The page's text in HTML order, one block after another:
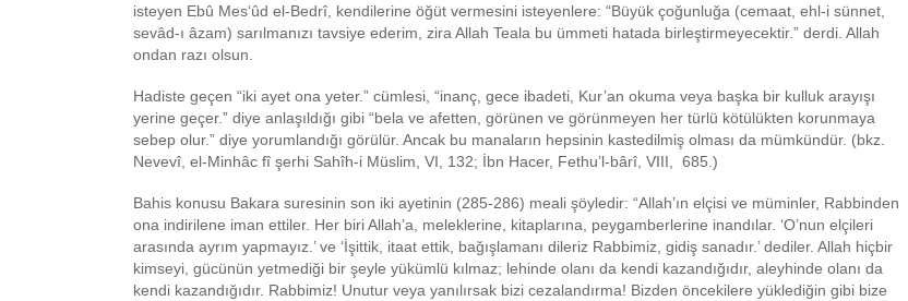
isteyen Ebû Mes‘ûd el-Bedrî, kendilerine öğüt vermesini isteyenlere: “Büyük çoğunluğa (cemaat, ehl-i sünnet,
sevâd-ı âzam) sarılmanızı tavsiye ederim, zira Allah Teala bu ümmeti hatada birleştirmeyecektir.” derdi. Allah
ondan razı olsun.
Hadiste geçen “iki ayet ona yeter.” cümlesi, “inanç, gece ibadeti, Kur’an okuma veya başka bir kulluk arayışı
yerine geçer.” diye anlaşıldığı gibi “bela ve afetten, görünen ve görünmeyen her türlü kötülükten korunmaya
sebep olur.” diye yorumlandığı görülür. Ancak bu manaların hepsinin kastedilmiş olması da mümkündür. (bkz.
Nevevî, el-Minhâc fî şerhi Sahîh-i Müslim, VI, 132; İbn Hacer, Fethu’l-bârî, VIII, 685.)
Bahis konusu Bakara suresinin son iki ayetinin (285-286) meali şöyledir: “Allah’ın elçisi ve müminler, Rabbinden
ona indirilene iman ettiler. Her biri Allah’a, meleklerine, kitaplarına, peygamberlerine inandılar. ‘O’nun elçileri
arasında ayrım yapmayız.’ ve ‘İşittik, itaat ettik, bağışlamanı dileriz Rabbimiz, gidiş sanadır.’ dediler. Allah hiçbir
kimseyi, gücünün yetmediği bir şeyle yükümlü kılmaz; lehinde olanı da kendi kazandığıdır, aleyhinde olanı da
kendi kazandığıdır. Rabbimiz! Unutur veya yanılırsak bizi cezalandırma! Bizden öncekilere yüklediğin gibi bize